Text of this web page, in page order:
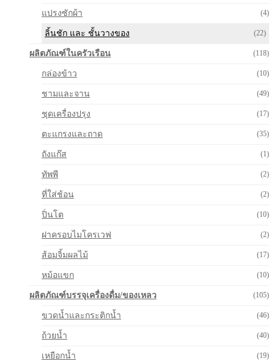
แปรงซักผ้า (4)
ลิ้นชัก และ ชั้นวางของ (22)
ผลิตภัณฑ์ในครัวเรือน (118)
กล่องข้าว (10)
ชามและจาน (49)
ชุดเครื่องปรุง (17)
ตะแกรงและถาด (35)
ถังแก๊ส (1)
ทัพพี (2)
ที่ใส่ช้อน (2)
ปิ่นโต (10)
ฝาครอบไมโครเวฟ (2)
ส้อมจิ้มผลไม้ (17)
หม้อแขก (10)
ผลิตภัณฑ์บรรจุเครื่องดื่ม/ของเหลว (105)
ขวดน้ำและกระติกน้ำ (46)
ถ้วยน้ำ (40)
เหยือกน้ำ (19)